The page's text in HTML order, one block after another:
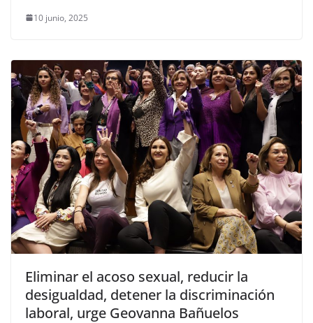
10 junio, 2025
Eliminar el acoso sexual, reducir la
desigualdad, detener la discriminación
laboral, urge Geovanna Bañuelos